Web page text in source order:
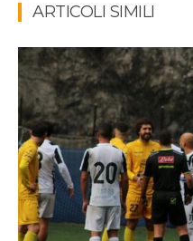
ARTICOLI SIMILI